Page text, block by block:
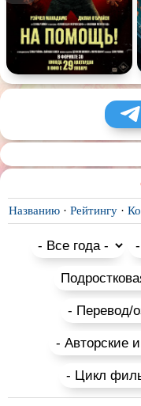
Спектакль
Названию· Рейтингу·